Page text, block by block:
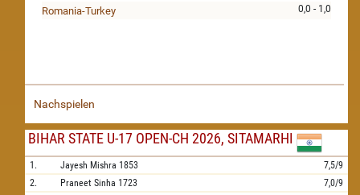
0,0 - 1,0
Romania-Turkey
Nachspielen
BIHAR STATE U-17 OPEN-CH 2026, SITAMARHI
1. Jayesh Mishra 1853
7,5/9
2.
Praneet Sinha 1723 7,0/9